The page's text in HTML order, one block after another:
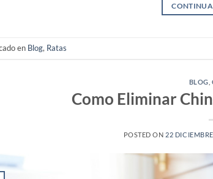
en Blog, Ratas
BLOG ,
Como Eliminar
POSTED ON 22